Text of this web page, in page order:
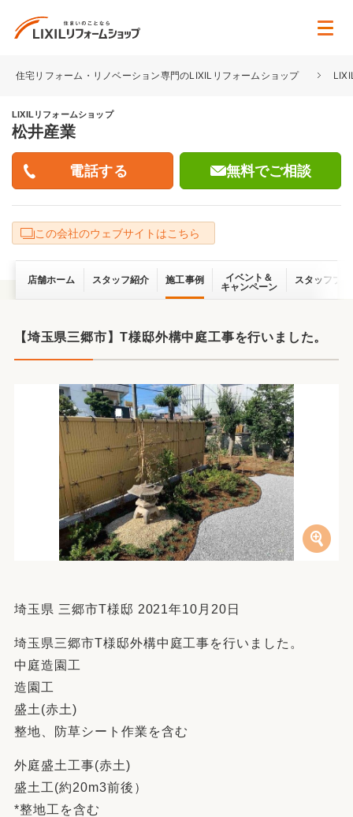
住宅リフォーム・リノベーション専門のLIXILリフォームショップ
LIXILリフォームショップ
松井産業
無料でご相談
この会社のウェブサイトはこちら
店舗ホーム スタッフ紹介 施工事例
イベント＆
キャンペーン
スタッフブ
【埼玉県三郷市】T様邸外構中庭工事を行いました。
埼玉県 三郷市T様邸 2021年10月20日
埼玉県三郷市T様邸外構中庭工事を行いました。
中庭造園工
造園工
盛土(赤土)
整地、防草シート作業を含む
外庭盛土工事(赤土)
盛土工(約20m3前後）
*整地工を含む